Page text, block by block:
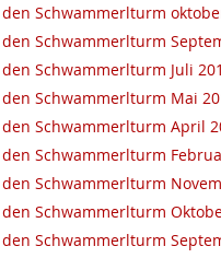
Schwammerlturm
Schwammerlturm
Schwammerlturm Juli
Schwammerlturm Mai
Schwammerlturm April
Schwammerlturm
Schwammerlturm
Schwammerlturm
Schwammerlturm